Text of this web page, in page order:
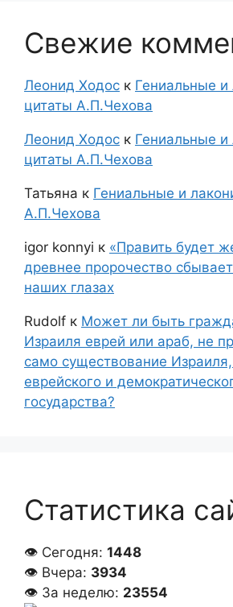
Свежие
Леонид Ходос к Гениальные
цитаты А.П.Чехова
Леонид Ходос к Гениальные
цитаты А.П.Чехова
Татьяна к Гениальные и
А.П.Чехова
igor konnyi к «Править будет
древнее пророчество
наших глазах
Rudolf к Может ли быть
Израиля еврей или араб, не
само существование
еврейского и
государства?
Статистика
👁 Сегодня: 1448
👁 Вчера: 3934
👁 За неделю: 23554